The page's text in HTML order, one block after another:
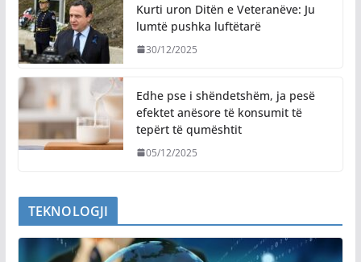
Kurti uron Ditën e Veteranëve: Ju
lumtë pushka luftëtarë
30/12/2025
Edhe pse i shëndetshëm, ja pesë
efektet anësore të konsumit të
tepërt të qumështit
05/12/2025
TEKNOLOGJI